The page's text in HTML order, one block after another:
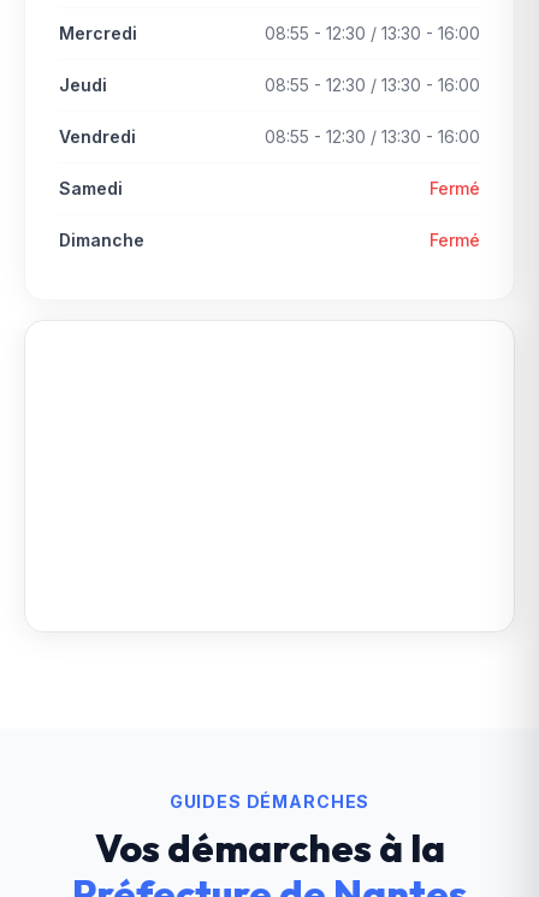
Mercredi 08:55 - 12:30 / 13:30 - 16:00
Jeudi 08:55 - 12:30 / 13:30 - 16:00
Vendredi 08:55 - 12:30 / 13:30 - 16:00
Samedi Fermé
Dimanche Fermé
GUIDES DÉMARCHES
Vos démarches à la